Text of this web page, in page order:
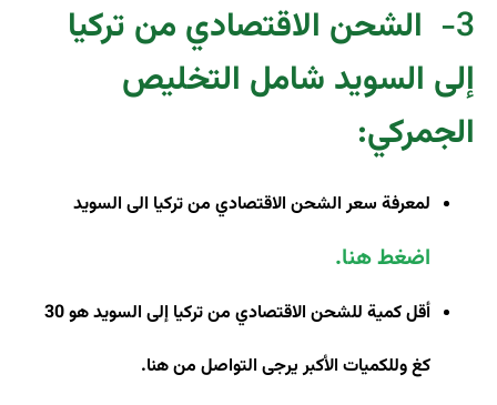
3-
الشحن الاقتصادي من تركيا
إلى السويد شامل التخليص
الجمركي:
لمعرفة سعر الشحن الاقتصادي من تركيا الى السويد
اضغط هنا.
أقل كمية للشحن الاقتصادي من تركيا إلى السويد هو 30
كغ وللكميات الأكبر يرجى التواصل من هنا.